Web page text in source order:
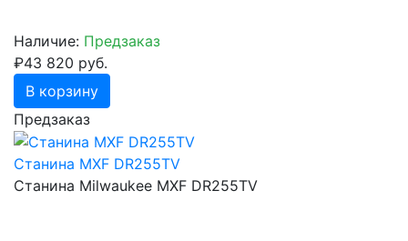
Наличие: Предзаказ
₽43 820 руб.
В корзину
Предзаказ
Станина MXF DR255TV
Станина Milwaukee MXF DR255TV